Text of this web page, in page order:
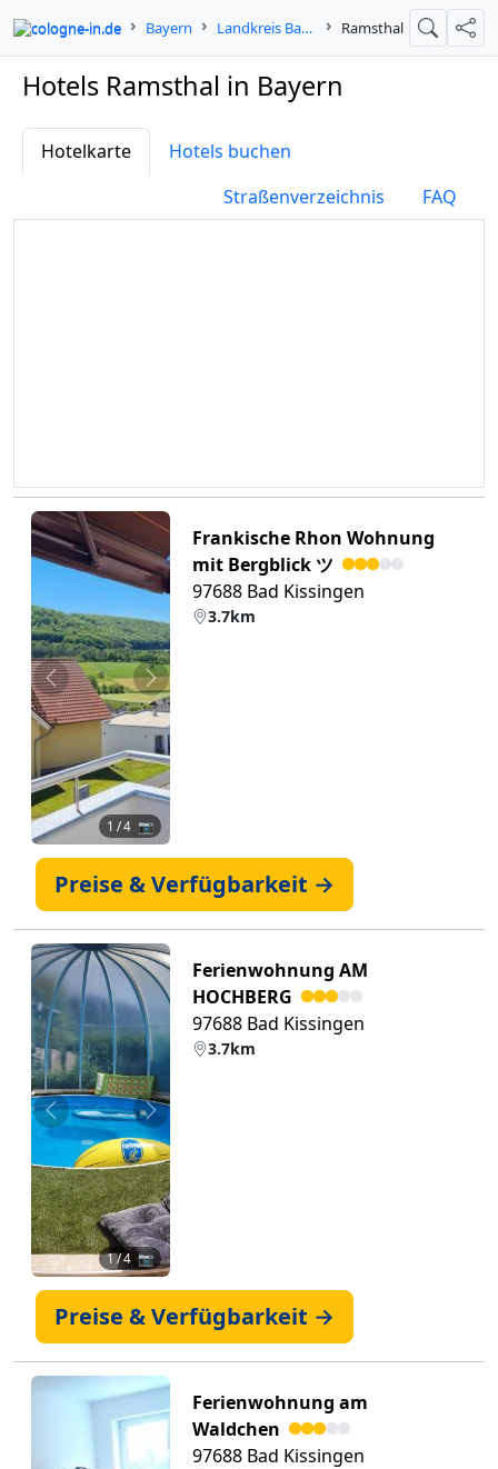
cologne-in.de Bayern Landkreis Bad Kissingen Ramsthal Suche
Hotels Ramsthal in Bayern
Hotelkarte
Hotels buchen
Straßenverzeichnis
FAQ
Zurück Weiter
1 / 4 📷
Frankische Rhon Wohnung
mit Bergblick ツ
97688 Bad Kissingen
3.7km
Preise & Verfügbarkeit →
Zurück Weiter
1/ 4 📷
Ferienwohnung AM
HOCHBERG
97688 Bad Kissingen
3.7km
Preise & Verfügbarkeit →
Ferienwohnung am
Waldchen
97688 Bad Kissingen